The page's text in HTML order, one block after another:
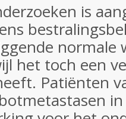
is
normale
het toch een
Patiënten